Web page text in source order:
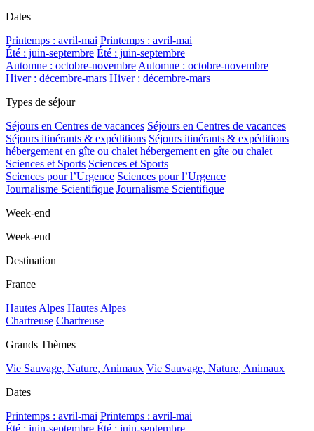
Dates
Printemps : avril-mai Printemps : avril-mai
Été : juin-septembre Été : juin-septembre
Automne : octobre-novembreAutomne : octobre-novembre
Hiver : décembre-mars Hiver : décembre-mars
Types de séjour
Séjours en Centres de vacances Séjours en Centres de vacances
Séjours itinérants & expéditions Séjours itinérants & expéditions
hébergement en gîte ou chalet hébergement en gîte ou chalet
Sciences et Sports Sciences et Sports
Sciences pour l’Urgence Sciences pour l’Urgence
Journalisme Scientifique Journalisme Scientifique
Week-end
Week-end
Destination
France
Hautes Alpes Hautes Alpes
Chartreuse Chartreuse
Grands Thèmes
Vie Sauvage, Nature, Animaux Vie Sauvage, Nature, Animaux
Dates
Printemps : avril-mai Printemps : avril-mai